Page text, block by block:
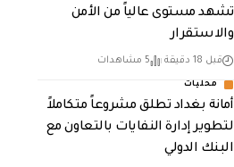
تشهد مستوى عالياً من الأمن
والاستقرار
قبل 18 دقيقة 5 مشاهدات
محليات
أمانة بغداد تطلق مشروعاً متكاملاً
لتطوير إدارة النفايات بالتعاون مع
البنك الدولي